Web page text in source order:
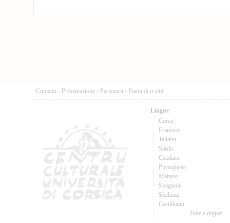
Cuntattu - Presentazione - Partenarii - Pianu di u situ
Lingue
Corsu
Francese
Talianu
Sardu
Catalanu
Purtughese
Maltese
Spagnolu
Sicilianu
Castillianu
Tutte e lingue